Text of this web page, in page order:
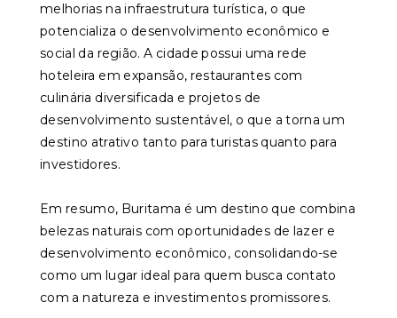
melhorias na infraestrutura turística, o que
potencializa o desenvolvimento econômico e
social da região. A cidade possui uma rede
hoteleira em expansão, restaurantes com
culinária diversificada e projetos de
desenvolvimento sustentável, o que a torna um
destino atrativo tanto para turistas quanto para
investidores.
Em resumo, Buritama é um destino que combina
belezas naturais com oportunidades de lazer e
desenvolvimento econômico, consolidando-se
como um lugar ideal para quem busca contato
com a natureza e investimentos promissores.